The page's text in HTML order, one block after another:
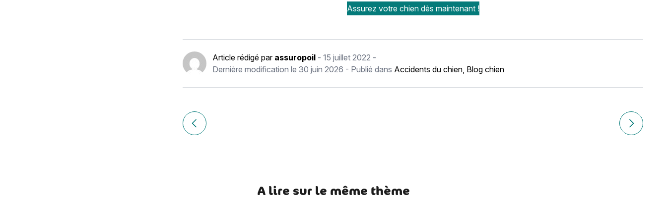
Assurez votre chien dès maintenant !
Article rédigé par assuropoil - 15 juillet 2022 -
Dernière modification le 30 juin 2026 - Publié dans Accidents du chien, Blog chien
Navigation
de
Article précédent J’ai perdu mon chien : que faire quand on perd son chien ? Article
A lire sur le même thème